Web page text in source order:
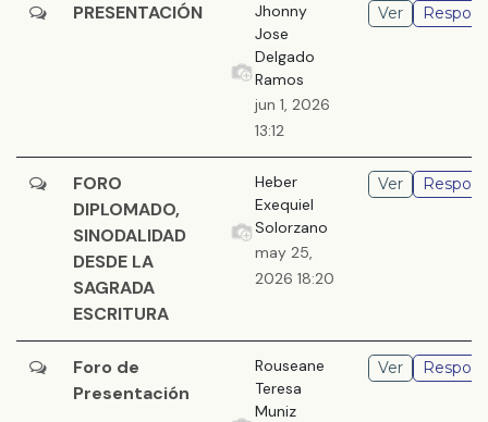
PRESENTACIÓN
Jhonny
Jose
Delgado
Ramos
jun 1, 2026
13:12
Ver
FORO
DIPLOMADO,
SINODALIDAD
DESDE LA
SAGRADA
ESCRITURA
Heber
Exequiel
Solorzano
may 25,
2026 18:20
Ver
Foro de
Presentación
Rouseane
Teresa
Muniz
Ver